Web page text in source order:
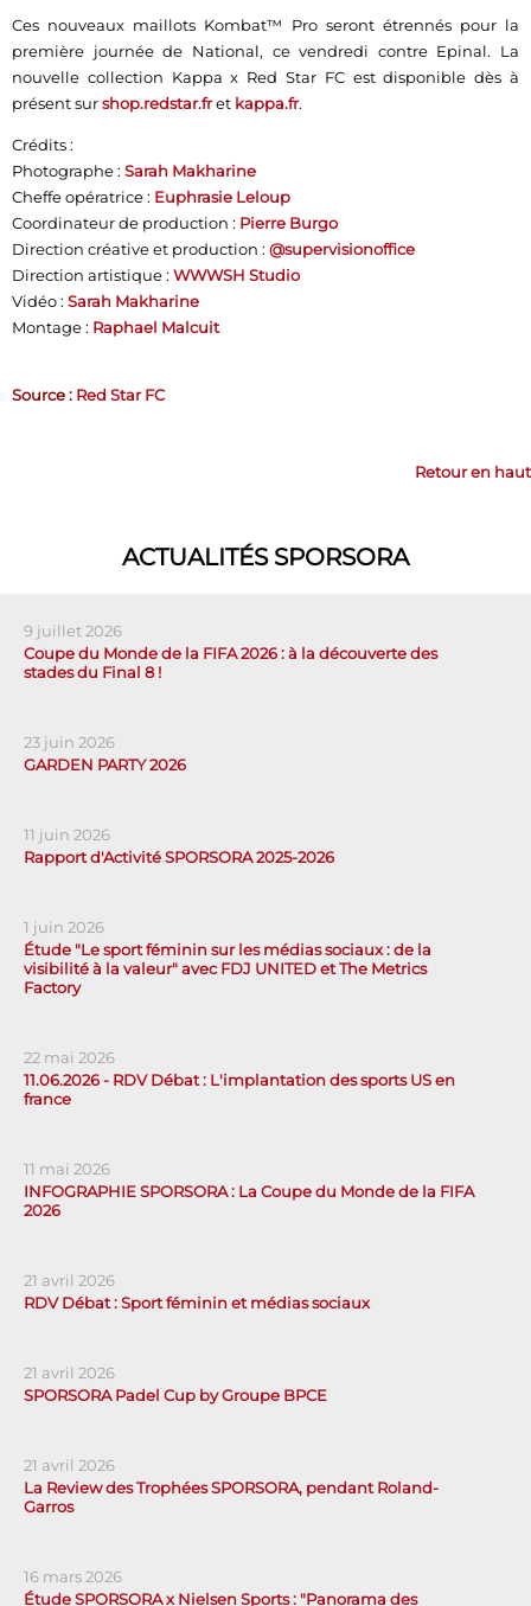
Ces nouveaux maillots Kombat™ Pro seront étrennés pour la
première journée de National, ce vendredi contre Epinal. La
nouvelle collection Kappa x Red Star FC est disponible dès à
présent surshop.redstar.fret kappa.fr.
Crédits :
Photographe : Sarah Makharine
Cheffe opératrice : Euphrasie Leloup
Coordinateur de production : Pierre Burgo
Direction créative et production : @supervisionoffice
Direction artistique : WWWSH Studio
Vidéo : Sarah Makharine
Montage : Raphael Malcuit
Source : Red Star FC
Retour en haut
ACTUALITÉS SPORSORA
9 juillet 2026
Coupe du Monde de la FIFA 2026 : à la découverte des
stades du Final 8 !
23 juin 2026
GARDEN PARTY 2026
11 juin 2026
Rapport d'Activité SPORSORA 2025-2026
1 juin 2026
Étude "Le sport féminin sur les médias sociaux : de la
visibilité à la valeur" avec FDJ UNITED et The Metrics
Factory
22 mai 2026
11.06.2026 - RDV Débat : L'implantation des sports US en
france
11 mai 2026
INFOGRAPHIE SPORSORA : La Coupe du Monde de la FIFA
2026
21 avril 2026
RDV Débat : Sport féminin et médias sociaux
21 avril 2026
SPORSORA Padel Cup by Groupe BPCE
21 avril 2026
La Review des Trophées SPORSORA, pendant Roland-
Garros
16 mars 2026
Étude SPORSORA x Nielsen Sports : "Panorama des